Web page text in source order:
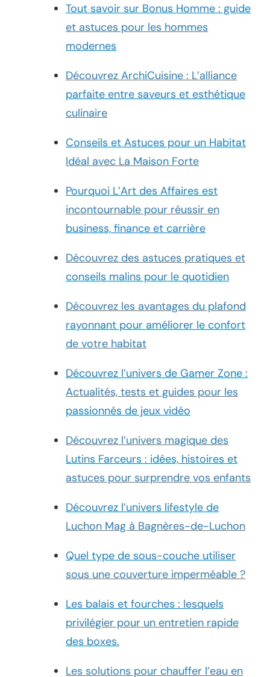
Tout savoir sur Bonus Homme : guide
et astuces pour les hommes
modernes
Découvrez ArchiCuisine : L’alliance
parfaite entre saveurs et esthétique
culinaire
Conseils et Astuces pour un Habitat
Idéal avec La Maison Forte
Pourquoi L’Art des Affaires est
incontournable pour réussir en
business, finance et carrière
Découvrez des astuces pratiques et
conseils malins pour le quotidien
Découvrez les avantages du plafond
rayonnant pour améliorer le confort
de votre habitat
Découvrez l’univers de Gamer Zone :
Actualités, tests et guides pour les
passionnés de jeux vidéo
Découvrez l’univers magique des
Lutins Farceurs : idées, histoires et
astuces pour surprendre vos enfants
Découvrez l’univers lifestyle de
Luchon Mag à Bagnères-de-Luchon
Quel type de sous-couche utiliser
sous une couverture imperméable ?
Les balais et fourches : lesquels
privilégier pour un entretien rapide
des boxes.
Les solutions pour chauffer l’eau en